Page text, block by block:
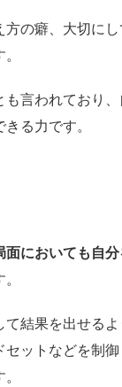
方の癖、大切に
も言われており
る力です。
面においても自
て結果を出せる
セットなどを制